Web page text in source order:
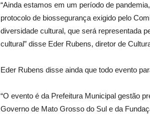
“Ainda estamos em um período de
protocolo de biossegurança exigido pelo
diversidade cultural, que será representada
cultural” disse Eder Rubens, diretor de
Eder Rubens disse ainda que todo evento
“O evento é da Prefeitura Municipal gestão
Governo de Mato Grosso do Sul e da